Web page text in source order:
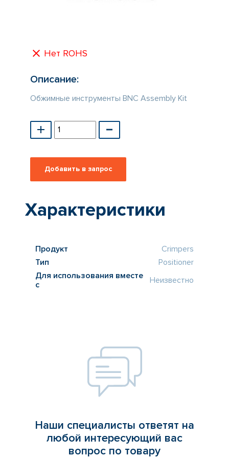
Нет ROHS
Описание:
Обжимные инструменты BNC Assembly Kit
Характеристики
Продукт
Crimpers
Тип
Positioner
Для использования вместе
с
Неизвестно
Наши специалисты ответят на
любой интересующий вас
вопрос по товару